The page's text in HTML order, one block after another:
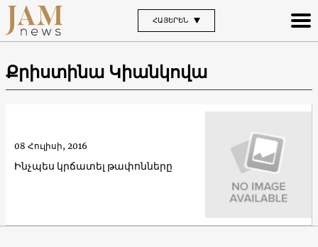
ՀԱՅԵՐԵՆ
Քրիստինա Կիանկովա
Ինչպես կրճատել թափոնները
08 Հուլիսի, 2016